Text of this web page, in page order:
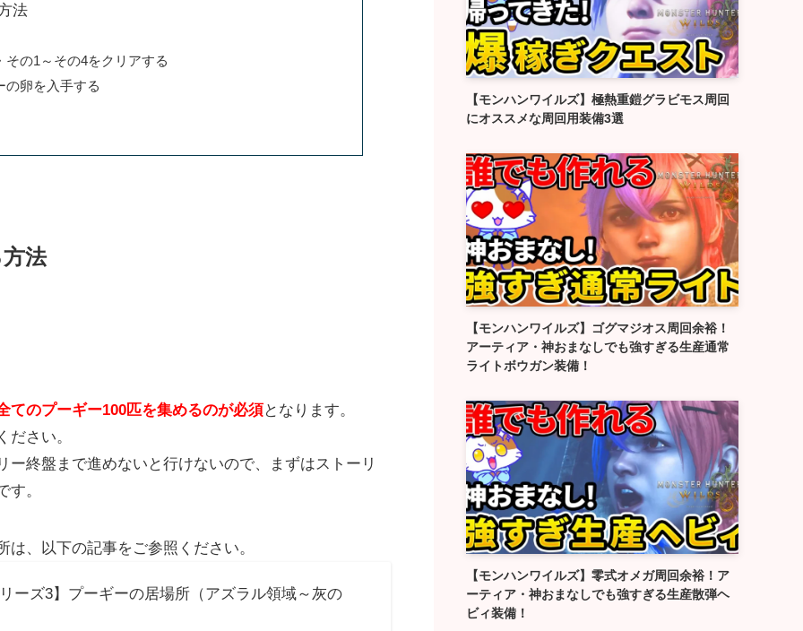
法
の1～その4をクリアする
卵を入手する
法
てのプーギー100匹を集めるのが必須となります。
さい。
終盤まで進めないと行けないので、まずはストーリ
。
、以下の記事をご参照ください。
ーズ3】プーギーの居場所（アズラル領域～灰の
【モンハンワイルズ】極熱重鎧グラビモス周回
にオススメな周回用装備3選
【モンハンワイルズ】ゴグマジオス周回余裕！
アーティア・神おまなしでも強すぎる生産通常
ライトボウガン装備！
【モンハンワイルズ】零式オメガ周回余裕！ア
ーティア・神おまなしでも強すぎる生産散弾ヘ
ビィ装備！